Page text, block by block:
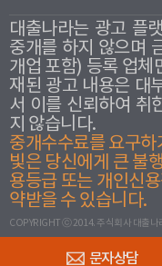
문자상담
대출나라는 광고 플
중개를 하지 않으며
개업 포함) 등록 업체
재된 광고 내용은 대
서 이를 신뢰하여 취
지 않습니다.
중개수수료를 요구
빛은 당신에게 큰 불
용등급 또는 개인신
약받을 수 있습니다.
COPYRIGHT ⓒ 2014. 주식회사 대출나